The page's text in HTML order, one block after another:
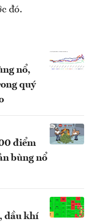
đó.
nổ,
quý
điểm
bùng nổ
dầu khí